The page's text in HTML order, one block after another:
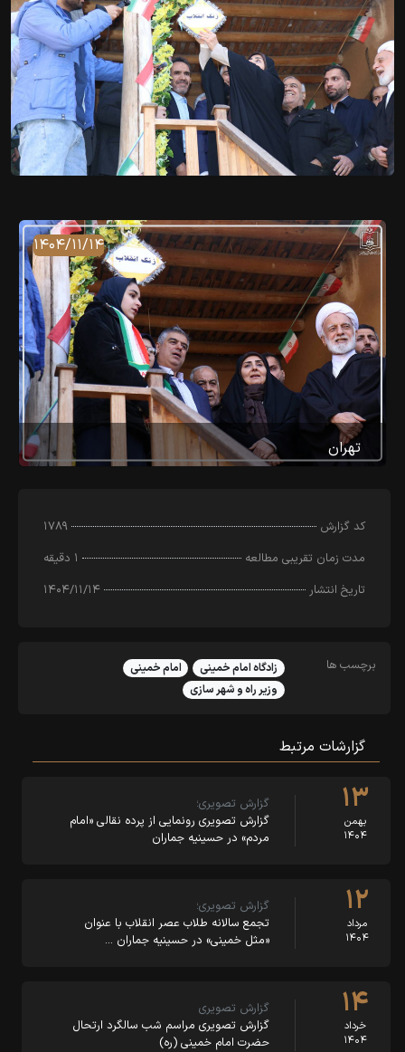
۱۴۰۴/۱۱/۱۴
تهران
کد‌ گزارش
۱۷۸۹
مدت زمان تقریبی مطالعه
۱ دقیقه
تاریخ انتشار
۱۴۰۴/۱۱/۱۴
برچسب ها زادگاه امام خمینی
امام خمینی
وزیر راه و شهر سازی
گزارشات مرتبط
۱۳
بهمن
۱۴۰۴
گزارش تصویری؛
گزارش تصویری رونمایی از پرده نقالی «امام
مردم» در حسینیه جماران
۱۲
مرداد
۱۴۰۴
گزارش تصویری؛
تجمع سالانه طلاب عصر انقلاب با عنوان
«مثل خمینی» در حسینیه جماران …
۱۴
خرداد
۱۴۰۴
گزارش تصویری
گزارش تصویری مراسم شب سالگرد ارتحال
حضرت امام خمینی (ره)